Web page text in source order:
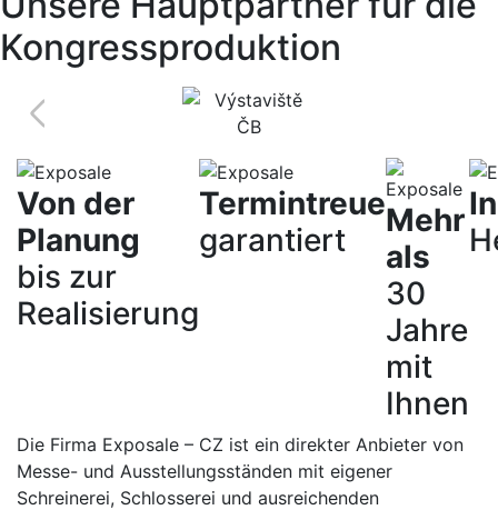
Kongressproduktion
Previous
Von der
Planung
bis zur
Realisierung
Termintreue
garantiert
Mehr
als
30
Jahre
mit
Ihnen
Die Firma Exposale – CZ ist ein direkter Anbieter von
Messe- und Ausstellungsständen mit eigener
Schreinerei, Schlosserei und ausreichenden